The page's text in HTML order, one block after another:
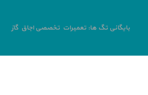
بایگانی تگ ها: تعمیرات تخصصی اجاق گاز